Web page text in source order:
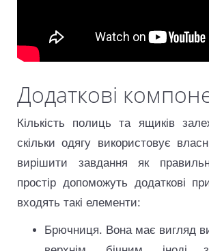
Корисне відео
Додаткові
Кількість полиць та ящиків
скільки одягу використовує
вирішити завдання як
простір допоможуть додаткові
входять такі елементи:
Брючниця. Вона має вигляд